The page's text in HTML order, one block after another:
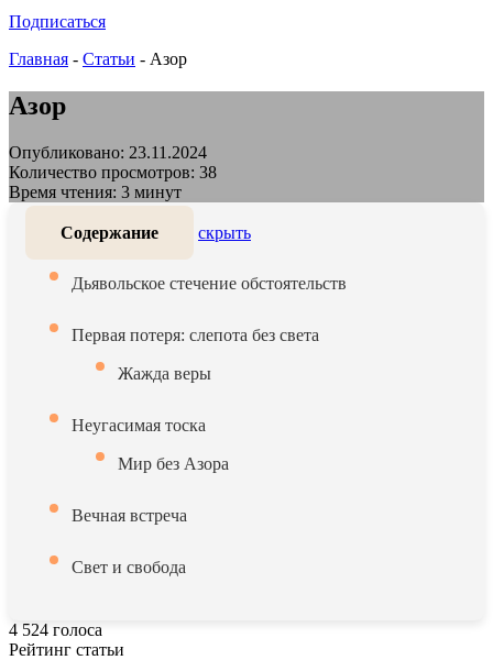
Подписаться
Главная - Статьи - Азор
Азор
Опубликовано: 23.11.2024
Количество просмотров: 38
Время чтения: 3 минут
Содержание скрыть
Дьявольское стечение обстоятельств
Первая потеря: слепота без света
Жажда веры
Неугасимая тоска
Мир без Азора
Вечная встреча
Свет и свобода
4 524 голоса
Рейтинг статьи